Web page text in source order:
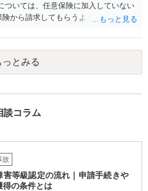
ついては、任意保険に加入していない
から請求してもらうようお願いして
ついては、請求の根拠を精査する必要
らい、請求金額が正当化をちゃんと
相談者様の資力がどれだけあるのかは
応をして行くほかありません。 訴訟
うすればよいのかという正解はあり
いかもしれません。
っとみる
談コラム
故
害等級認定の流れ｜申請手続きや
得の条件とは